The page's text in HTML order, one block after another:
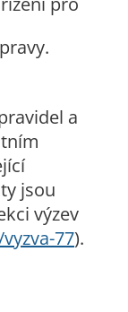
a
jsou
výzev
77).